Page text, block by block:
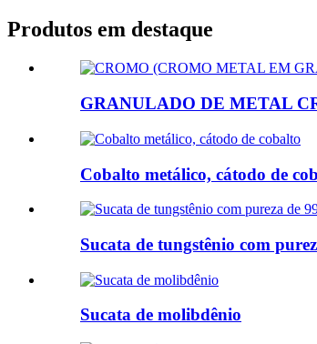
Produtos em destaque
GRANULADO DE METAL
Cobalto metálico, cátodo de
Sucata de tungstênio com
Sucata de molibdênio